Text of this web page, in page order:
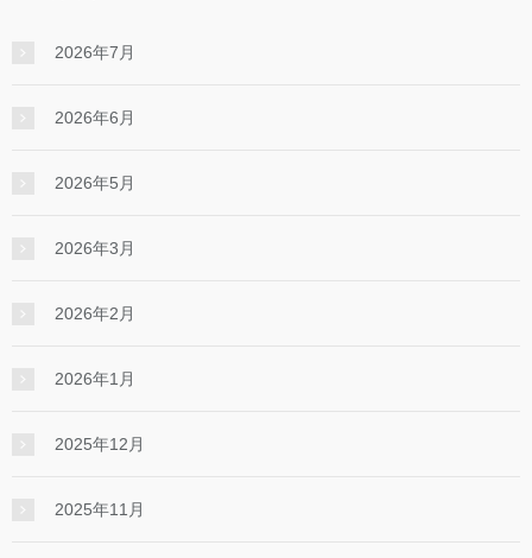
2026年7月
2026年6月
2026年5月
2026年3月
2026年2月
2026年1月
2025年12月
2025年11月